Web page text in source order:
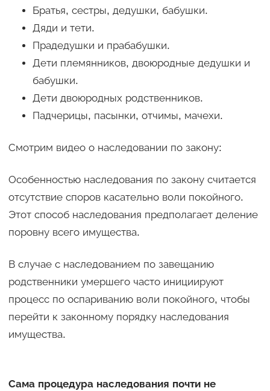
Братья, сестры, дедушки, бабушки.
Дяди и тети.
Прадедушки и прабабушки.
Дети племянников, двоюродные дедушки и
бабушки.
Дети двоюродных родственников.
Падчерицы, пасынки, отчимы, мачехи.
Смотрим видео о наследовании по закону:
Особенностью наследования по закону считается
отсутствие споров касательно воли покойного.
Этот способ наследования предполагает деление
поровну всего имущества.
В случае с наследованием по завещанию
родственники умершего часто инициируют
процесс по оспариванию воли покойного, чтобы
перейти к законному порядку наследования
имущества.
Сама процедура наследования почти не